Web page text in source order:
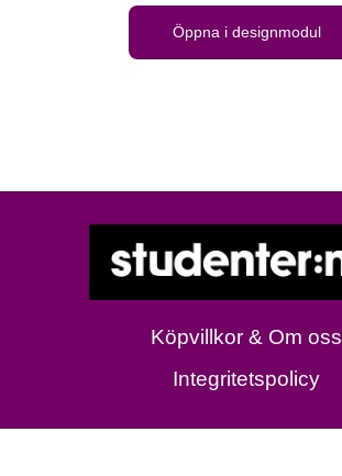
Öppna i designmodul
Köpvillkor & Om oss
Integritetspolicy